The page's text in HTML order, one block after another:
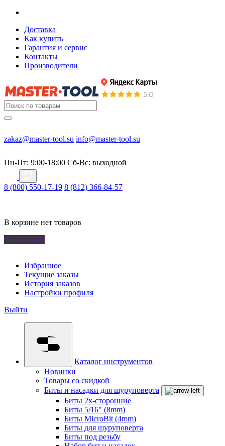
Доставка
Как купить
Гарантия и сервис
Контакты
Производители
zakaz@master-tool.su info@master-tool.su
Пн-Пт: 9:00-18:00 Cб-Вс: выходной
8 (800) 550-17-19 8 (812) 366-84-57
В корзине нет товаров
Удалить все
Избранное
Текущие заказы
История заказов
Настройки профиля
Выйти
Каталог инструментов
Новинки
Товары со скидкой
Биты и насадки для шуруповерта
Биты 2х-сторонние
Биты 5/16" (8mm)
Биты MicroBit (4mm)
Биты для шуруповерта
Биты под резьбу